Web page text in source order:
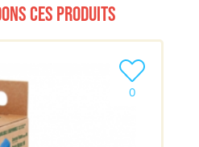
ces produits
0
Ajouter le